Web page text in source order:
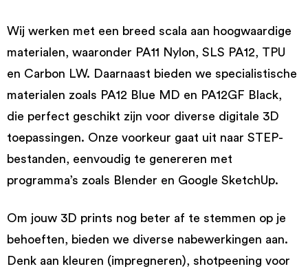
Wij werken met een breed scala aan hoogwaardige
materialen, waaronder PA11 Nylon, SLS PA12, TPU
en Carbon LW. Daarnaast bieden we specialistische
materialen zoals PA12 Blue MD en PA12GF Black,
die perfect geschikt zijn voor diverse digitale 3D
toepassingen. Onze voorkeur gaat uit naar STEP-
bestanden, eenvoudig te genereren met
programma’s zoals Blender en Google SketchUp.
Om jouw 3D prints nog beter af te stemmen op je
behoeften, bieden we diverse nabewerkingen aan.
Denk aan kleuren (impregneren), shotpeening voor